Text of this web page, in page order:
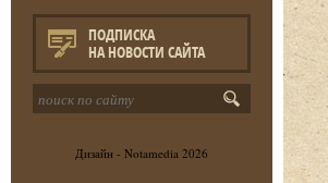
ПОДПИСКА
НА НОВОСТИ САЙТА
Дизайн - Notamedia 2026